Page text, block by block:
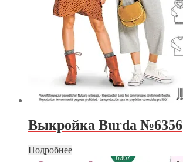
Выкройка Burda №6356
Подробнее